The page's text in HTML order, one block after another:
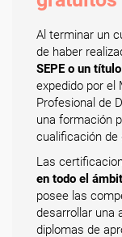
Al terminar un
de haber
SEPE o un
expedido por el
Profesional de
una formación
cualificación de
Las
en todo el
posee las
desarrollar una
diplomas de